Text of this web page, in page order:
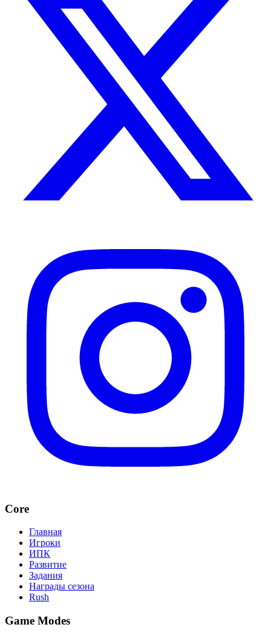
Core
Главная
Игроки
ИПК
Развитие
Задания
Награды сезона
Rush
Game Modes